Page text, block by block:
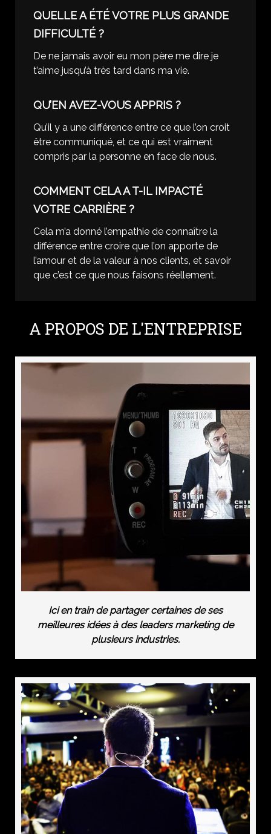
QUELLE A ÉTÉ VOTRE PLUS GRANDE
DIFFICULTÉ ?
De ne jamais avoir eu mon père me dire je
t’aime jusqu’à très tard dans ma vie.
QU’EN AVEZ-VOUS APPRIS ?
Qu’il y a une différence entre ce que l’on croit
être communiqué, et ce qui est vraiment
compris par la personne en face de nous.
COMMENT CELA A T-IL IMPACTÉ
VOTRE CARRIÈRE ?
Cela m’a donné l’empathie de connaître la
différence entre croire que l’on apporte de
l’amour et de la valeur à nos clients, et savoir
que c’est ce que nous faisons réellement.
A PROPOS DE L'ENTREPRISE
Ici en train de partager certaines de ses
meilleures idées à des leaders marketing de
plusieurs industries.